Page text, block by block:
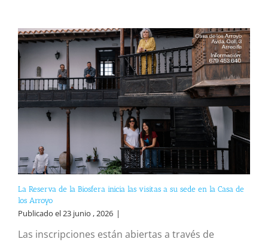
La Reserva de la Biosfera inicia las visitas a su sede en la Casa de
los Arroyo
Publicado el 23 junio , 2026 |
Las inscripciones están abiertas a través de